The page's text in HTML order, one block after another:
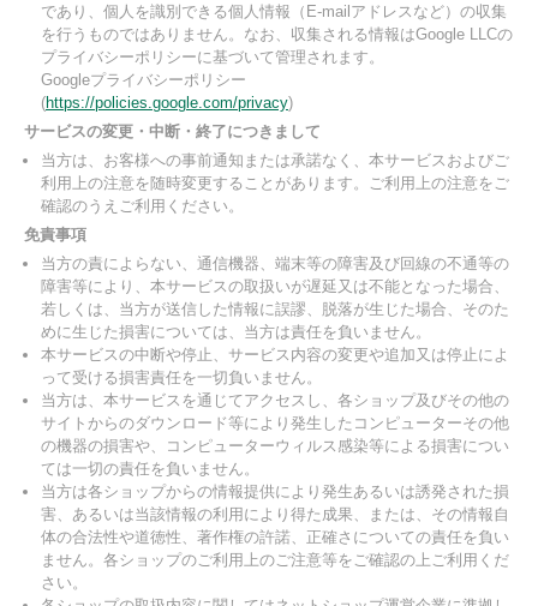
であり、個人を識別できる個人情報（E-mailアドレスなど）の収集
を行うものではありません。なお、収集される情報はGoogle LLCの
プライバシーポリシーに基づいて管理されます。
Googleプライバシーポリシー
(https://policies.google.com/privacy)
サービスの変更・中断・終了につきまして
当方は、お客様への事前通知または承諾なく、本サービスおよびご
利用上の注意を随時変更することがあります。ご利用上の注意をご
確認のうえご利用ください。
免責事項
当方の責によらない、通信機器、端末等の障害及び回線の不通等の
障害等により、本サービスの取扱いが遅延又は不能となった場合、
若しくは、当方が送信した情報に誤謬、脱落が生じた場合、そのた
めに生じた損害については、当方は責任を負いません。
本サービスの中断や停止、サービス内容の変更や追加又は停止によ
って受ける損害責任を一切負いません。
当方は、本サービスを通じてアクセスし、各ショップ及びその他の
サイトからのダウンロード等により発生したコンピューターその他
の機器の損害や、コンピューターウィルス感染等による損害につい
ては一切の責任を負いません。
当方は各ショップからの情報提供により発生あるいは誘発された損
害、あるいは当該情報の利用により得た成果、または、その情報自
体の合法性や道徳性、著作権の許諾、正確さについての責任を負い
ません。各ショップのご利用上のご注意等をご確認の上ご利用くだ
さい。